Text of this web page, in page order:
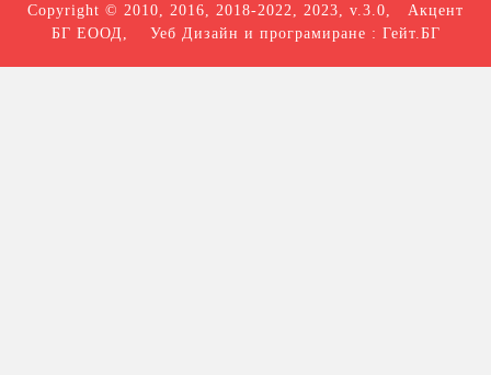
Copyright © 2010, 2016, 2018-2022, 2023, v.3.0, Акцент
БГ ЕООД , Уеб Дизайн и програмиране : Гейт.БГ